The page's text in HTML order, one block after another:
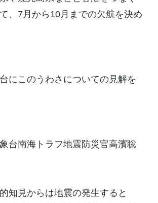
、7月から10月までの欠航を決め
にこのうわさについての見解を
台南海トラフ地震防災官高濱聡
知見からは地震の発生すると